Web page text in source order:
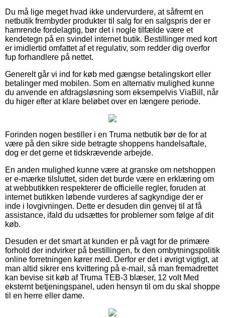
Du må lige meget hvad ikke undervurdere, at såfremt en
netbutik frembyder produkter til salg for en salgspris der er
hamrende fordelagtig, bør det i nogle tilfælde være et
kendetegn på en svindel internet butik. Bestillinger med kort
er imidlertid omfattet af et regulativ, som redder dig overfor
fup forhandlere på nettet.
Generelt går vi ind for køb med gængse betalingskort eller
betalinger med mobilen. Som en alternativ mulighed kunne
du anvende en afdragsløsning som eksempelvis ViaBill, når
du higer efter at klare beløbet over en længere periode.
Forinden nogen bestiller i en Truma netbutik bør de for at
være på den sikre side betragte shoppens handelsaftale,
dog er det gerne et tidskrævende arbejde.
En anden mulighed kunne være at granske om netshoppen
er e-mærke tilsluttet, siden det burde være en erklæring om
at webbutikken respekterer de officielle regler, foruden at
internet butikken løbende vurderes af sagkyndige der er
inde i lovgivningen. Dette er desuden din genvej til at få
assistance, ifald du udsættes for problemer som følge af dit
køb.
Desuden er det smart at kunden er på vagt for de primære
forhold der indvirker på bestillingen, fx den ombytningspolitik
online forretningen kører med. Derfor er det i øvrigt vigtigt, at
man altid sikrer ens kvittering på e-mail, så man fremadrettet
kan bevise sit køb af Truma TEB-3 blæser, 12 volt Med
eksternt betjeningspanel, uden hensyn til om du skal shoppe
til en herre eller dame.